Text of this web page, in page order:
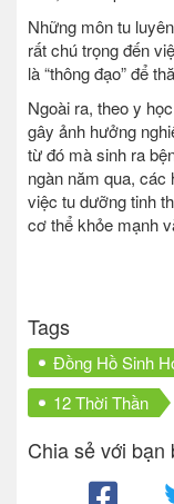
Những môn tu
rất chú trọng đến
là “thông đạo” để
Ngoài ra, theo y
gây ảnh hưởng
từ đó mà sinh ra
ngàn năm qua, các
việc tu dưỡng tinh
cơ thể khỏe mạnh
Tags
Đồng Hồ Sinh
12 Thời Thần
Chia sẻ với bạn